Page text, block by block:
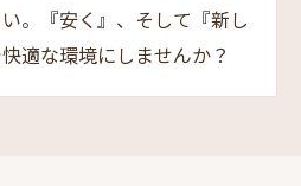
。『安く』、そして『新し
適な環境にしませんか？